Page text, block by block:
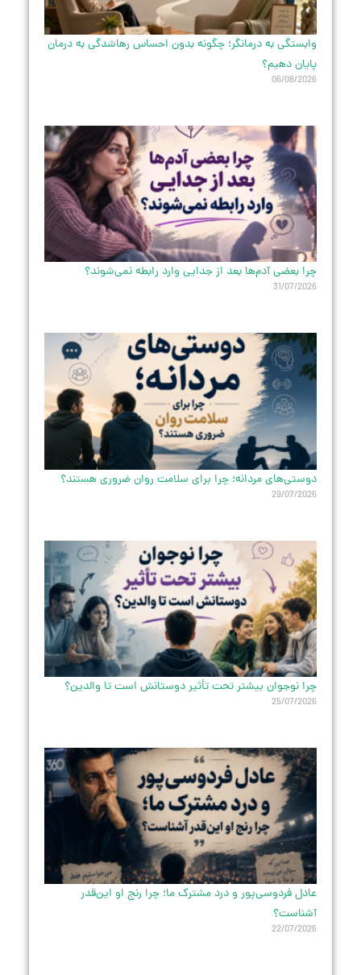
وابستگی به درمانگر؛ چگونه بدون احساس رهاشدگی به درمان
پایان دهیم؟
06/08/2026
چرا بعضی آدم‌ها بعد از جدایی وارد رابطه نمی‌شوند؟
31/07/2026
دوستی‌های مردانه؛ چرا برای سلامت روان ضروری هستند؟
29/07/2026
چرا نوجوان بیشتر تحت تأثیر دوستانش است تا والدین؟
25/07/2026
عادل فردوسی‌پور و درد مشترک ما؛ چرا رنج او این‌قدر
آشناست؟
22/07/2026